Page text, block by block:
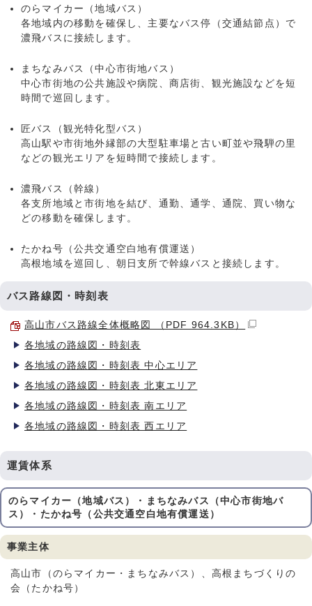
のらマイカー（地域バス）
各地域内の移動を確保し、主要なバス停（交通結節点）で
濃飛バスに接続します。
まちなみバス（中心市街地バス）
中心市街地の公共施設や病院、商店街、観光施設などを短
時間で巡回します。
匠バス（観光特化型バス）
高山駅や市街地外縁部の大型駐車場と古い町並や飛騨の里
などの観光エリアを短時間で接続します。
濃飛バス（幹線）
各支所地域と市街地を結び、通勤、通学、通院、買い物な
どの移動を確保します。
たかね号（公共交通空白地有償運送）
高根地域を巡回し、朝日支所で幹線バスと接続します。
バス路線図・時刻表
高山市バス路線全体概略図 （PDF 964.3KB）
各地域の路線図・時刻表
各地域の路線図・時刻表 中心エリア
各地域の路線図・時刻表 北東エリア
各地域の路線図・時刻表 南エリア
各地域の路線図・時刻表 西エリア
運賃体系
のらマイカー（地域バス）・まちなみバス（中心市街地バ
ス）・たかね号（公共交通空白地有償運送）
事業主体
高山市（のらマイカー・まちなみバス）、高根まちづくりの
会（たかね号）